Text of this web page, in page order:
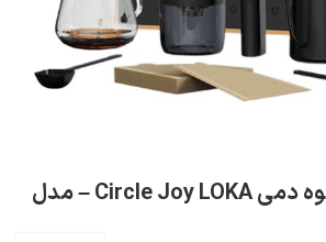
ست هفت تکه قهوه دمی Circle Joy LOKA – مدل